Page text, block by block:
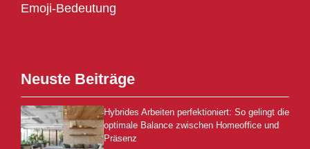
Emoji-Bedeutung
Neuste Beiträge
Hybrides Arbeiten perfektioniert: So gelingt die
optimale Balance zwischen Homeoffice und
Präsenz